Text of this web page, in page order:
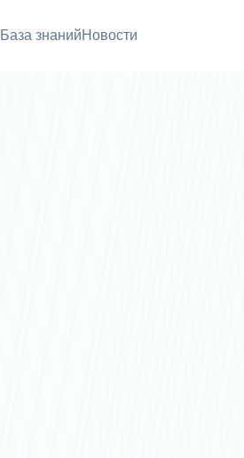
База знанийНовости